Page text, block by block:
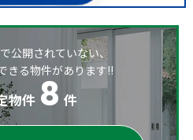
公開されていない、
きる物件があります!!
物件 8 件